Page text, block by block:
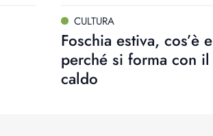
CULTURA
Foschia estiva, cos’è e
perché si forma con il
caldo